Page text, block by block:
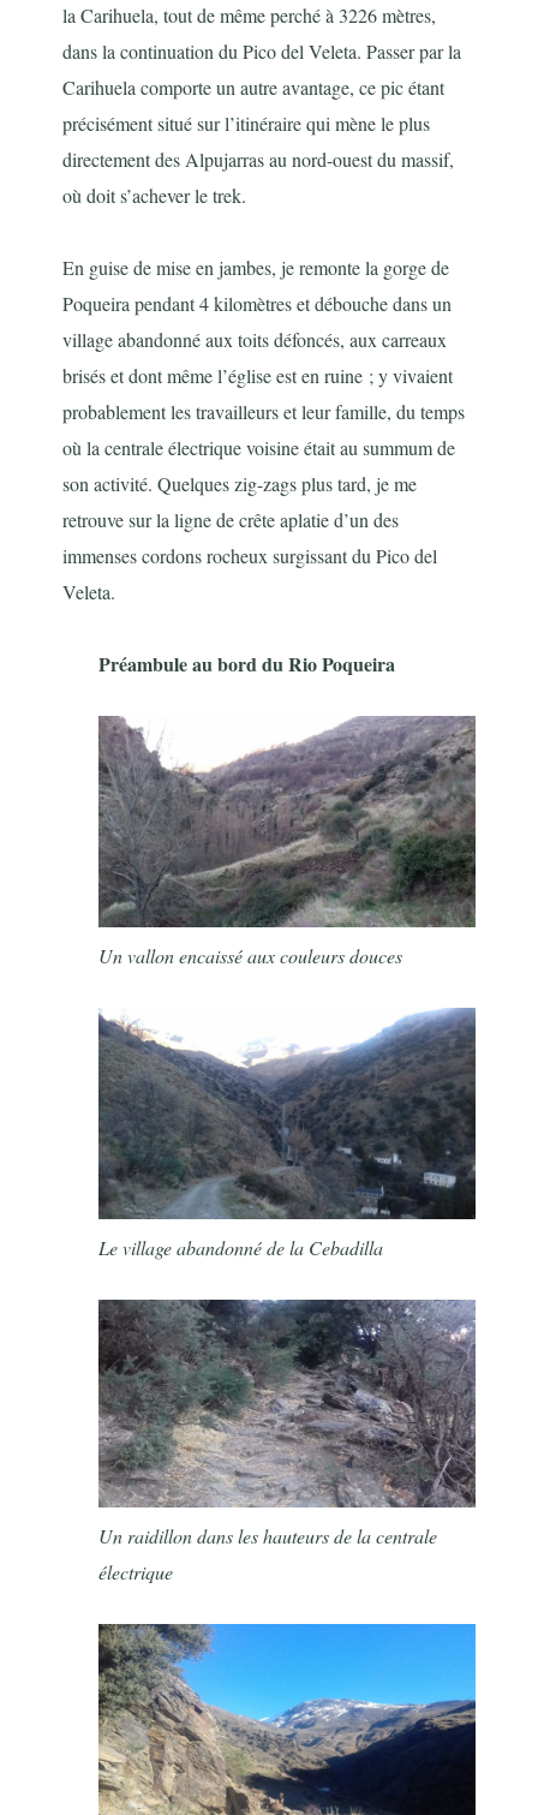
la Carihuela, tout de même perché à 3226 mètres,
dans la continuation du Pico del Veleta. Passer par la
Carihuela comporte un autre avantage, ce pic étant
précisément situé sur l’itinéraire qui mène le plus
directement des Alpujarras au nord-ouest du massif,
où doit s’achever le trek.
En guise de mise en jambes, je remonte la gorge de
Poqueira pendant 4 kilomètres et débouche dans un
village abandonné aux toits défoncés, aux carreaux
brisés et dont même l’église est en ruine ; y vivaient
probablement les travailleurs et leur famille, du temps
où la centrale électrique voisine était au summum de
son activité. Quelques zig-zags plus tard, je me
retrouve sur la ligne de crête aplatie d’un des
immenses cordons rocheux surgissant du Pico del
Veleta.
Préambule au bord du Rio Poqueira
Un vallon encaissé aux couleurs douces
Le village abandonné de la Cebadilla
Un raidillon dans les hauteurs de la centrale
électrique